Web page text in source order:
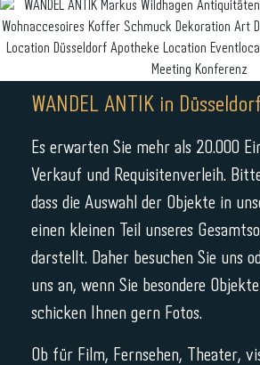
WANDEL ANTIK in Düsseldorf
Es erwarten Sie mehr als 20.000
Verkauf und Requisitenverleih.
dass die Auswahl der Objekte in
einen kleinen Teil unseres
darstellt. Daher besuchen Sie uns
uns an, wenn Sie besondere
schicken Ihnen gern Fotos.
Ob für Film, Fernsehen, Theater,